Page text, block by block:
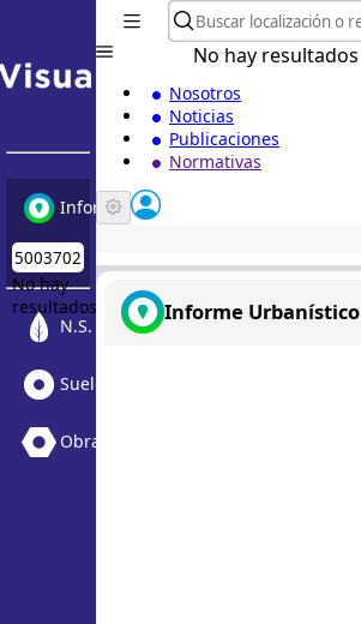
Informe Urbanístico
No hay
resultados
N.S. Medioambiental
Suelo Vacante + Obras
Obras
No hay resultados
Nosotros
Noticias
Publicaciones
Normativas
Informe Urbanístico